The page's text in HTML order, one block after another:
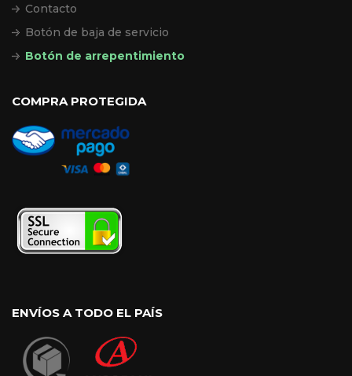
Contacto
Botón de baja de servicio
Botón de arrepentimiento
COMPRA PROTEGIDA
ENVÍOS A TODO EL PAÍS